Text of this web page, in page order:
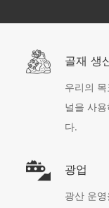
골재 생
우리의
널을 사
다.
광업
광산 운